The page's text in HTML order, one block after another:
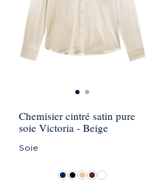
Chemisier cintré satin pure
soie Victoria - Beige
Soie